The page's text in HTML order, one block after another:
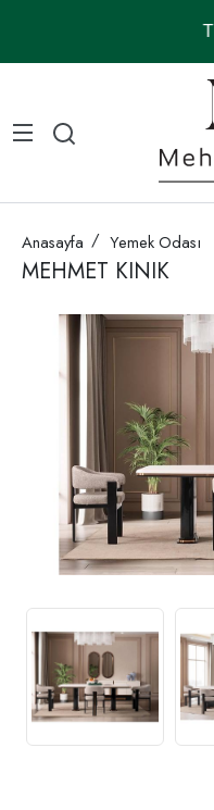
Anasayfa Yemek Odası
MEHMET KINIK